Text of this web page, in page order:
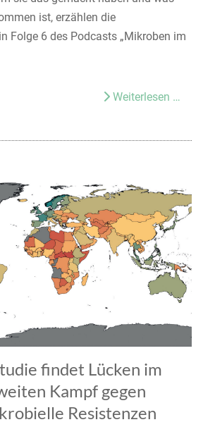
ist, erzählen die
Folge 6 des Podcasts „Mikroben im
Weiterlesen …
findet Lücken im
Kampf gegen
Resistenzen